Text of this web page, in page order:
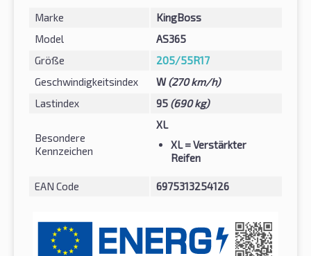
Marke
KingBoss
Model
AS365
Größe
205/55R17
Geschwindigkeitsindex
W(270 km/h)
Lastindex
95 (690 kg)
Besondere
Kennzeichen
XL
XL= Verstärkter
Reifen
EAN Code 6975313254126